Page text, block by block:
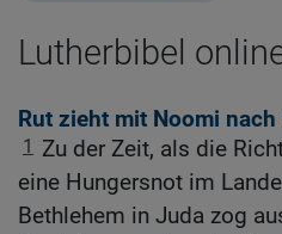
Lutherbibel
Rut zieht mit Noomi
1
Zu der Zeit, als die
eine Hungersnot im
Bethlehem in Juda zog